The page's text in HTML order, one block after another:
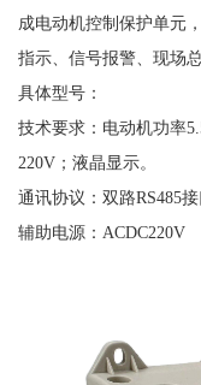
成电动机控制保护单元
指示、信号报警、现场
具体型号：
技术要求：电动机功率
220V；液晶显示。
通讯协议：双路RS485
辅助电源： ACDC220V